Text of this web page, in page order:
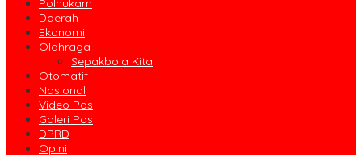
Polhukam
Daerah
Ekonomi
Olahraga
Sepakbola Kita
Otomatif
Nasional
Video Pos
Galeri Pos
DPRD
Opini